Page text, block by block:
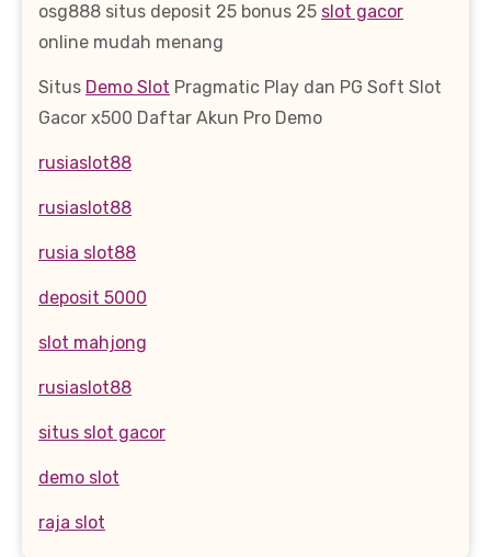
osg888 situs deposit 25 bonus 25 slot gacor
online mudah menang
Situs Demo Slot Pragmatic Play dan PG Soft Slot
Gacor x500 Daftar Akun Pro Demo
rusiaslot88
rusiaslot88
rusia slot88
deposit 5000
slot mahjong
rusiaslot88
situs slot gacor
demo slot
raja slot